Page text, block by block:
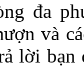
đa
và
lời bạn